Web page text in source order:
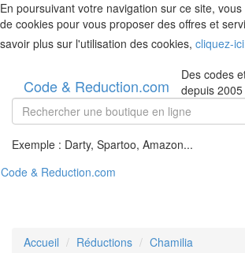
En poursuivant votre navigation sur ce site,
de cookies pour vous proposer des offres et
savoir plus sur l'utilisation des cookies, cliquez-ici
Code & Reduction.com
Des codes
depuis 2005
Exemple : Darty, Spartoo, Amazon...
Code & Reduction.com
Accueil Réductions Chamilia